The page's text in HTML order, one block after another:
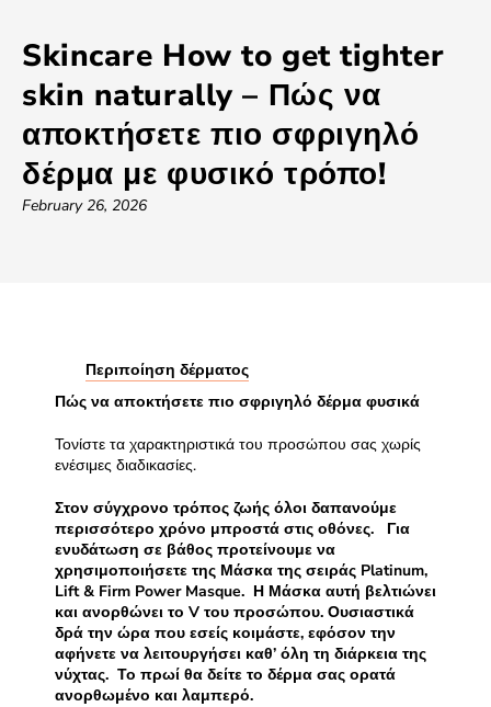
Skincare How to get tighter
skin naturally – Πώς να
αποκτήσετε πιο σφριγηλό
δέρμα με φυσικό τρόπο!
February 26, 2026
Περιποίηση δέρματος
Πώς να αποκτήσετε πιο σφριγηλό δέρμα φυσικά
Τονίστε τα χαρακτηριστικά του προσώπου σας χωρίς
ενέσιμες διαδικασίες.
Στον σύγχρονο τρόπος ζωής όλοι δαπανούμε
περισσότερο χρόνο μπροστά στις οθόνες. Για
ενυδάτωση σε βάθος προτείνουμε να
χρησιμοποιήσετε της Μάσκα της σειράς Platinum,
Lift & Firm Power Masque. Η Μάσκα αυτή βελτιώνει
και ανορθώνει το V του προσώπου. Ουσιαστικά
δρά την ώρα που εσείς κοιμάστε, εφόσον την
αφήνετε να λειτουργήσει καθ’ όλη τη διάρκεια της
νύχτας. Το πρωί θα δείτε το δέρμα σας ορατά
ανορθωμένο και λαμπερό.